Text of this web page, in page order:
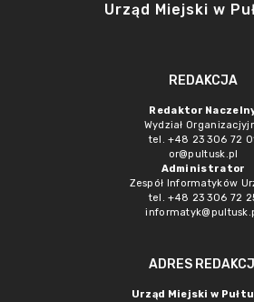
Urząd Miejski w
REDAKCJA
Redaktor
Wydział
tel. +48 23 306 72
or@pultusk.pl
Administrator
Zespół Informatyków
tel. +48 23 306 72
ADRES REDAKCJI
Urząd Miejski w